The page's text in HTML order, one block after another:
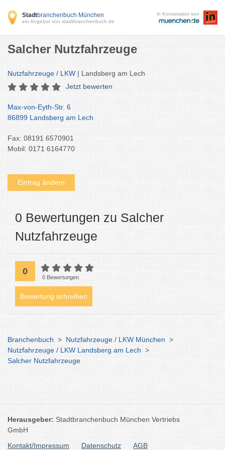
Stadtbranchenbuch München
ein Angebot von stadtbranchenbuch.de
in Konzession von
Salcher Nutzfahrzeuge
Nutzfahrzeuge / LKW | Landsberg am Lech
Jetzt bewerten
Max-von-Eyth-Str. 6
86899 Landsberg am Lech
Fax: 08191 6570901
Mobil: 0171 6164770
Eintrag ändern
0 Bewertungen zu Salcher
Nutzfahrzeuge
0
0 Bewertungen
Bewertung schreiben
Branchenbuch > Nutzfahrzeuge / LKW München >
Nutzfahrzeuge / LKW Landsberg am Lech >
Salcher Nutzfahrzeuge
Herausgeber: Stadtbranchenbuch München Vertriebs
GmbH
Kontakt/Impressum
Datenschutz AGB